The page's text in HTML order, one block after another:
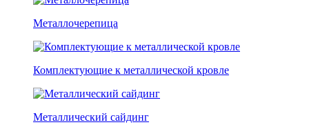
Металлочерепица
Комплектующие к металлической кровле
Металлический сайдинг